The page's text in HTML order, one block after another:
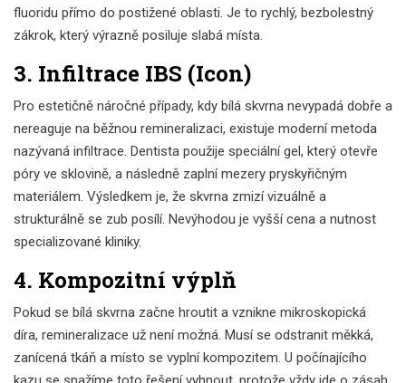
fluoridu přímo do postižené oblasti. Je to rychlý, bezbolestný
zákrok, který výrazně posiluje slabá místa.
3. Infiltrace IBS (Icon)
Pro estetičně náročné případy, kdy bílá skvrna nevypadá dobře a
nereaguje na běžnou remineralizaci, existuje moderní metoda
nazývaná infiltrace. Dentista použije speciální gel, který otevře
póry ve sklovině, a následně zaplní mezery pryskyřičným
materiálem. Výsledkem je, že skvrna zmizí vizuálně a
strukturálně se zub posílí. Nevýhodou je vyšší cena a nutnost
specializované kliniky.
4. Kompozitní výplň
Pokud se bílá skvrna začne hroutit a vznikne mikroskopická
díra, remineralizace už není možná. Musí se odstranit měkká,
zanícená tkáň a místo se vyplní kompozitem. U počínajícího